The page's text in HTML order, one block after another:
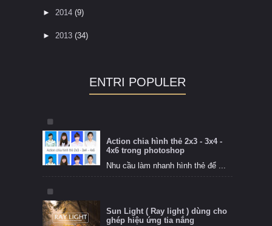
► 2014 (9)
► 2013 (34)
ENTRI POPULER
Action chia hình thẻ 2x3 - 3x4 -
4x6 trong photoshop
Nhu cầu làm nhanh hình thẻ để ...
Sun Light ( Ray light ) dùng cho
ghép hiệu ứng tia nắng